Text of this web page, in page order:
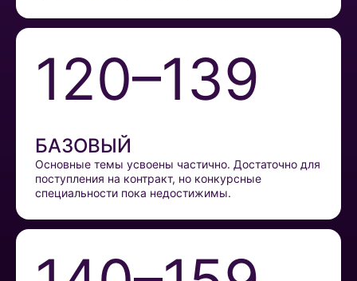
120–139
БАЗОВЫЙ
Основные темы усвоены частично. Достаточно для
поступления на контракт, но конкурсные
специальности пока недостижимы.